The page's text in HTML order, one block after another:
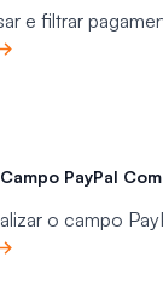
e filtrar
PayPal
o campo